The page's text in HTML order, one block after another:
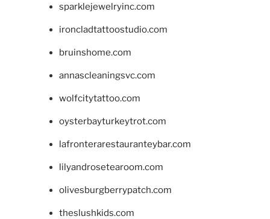
sparklejewelryinc.com
ironcladtattoostudio.com
bruinshome.com
annascleaningsvc.com
wolfcitytattoo.com
oysterbayturkeytrot.com
lafronterarestauranteybar.com
lilyandrosetearoom.com
olivesburgberrypatch.com
theslushkids.com